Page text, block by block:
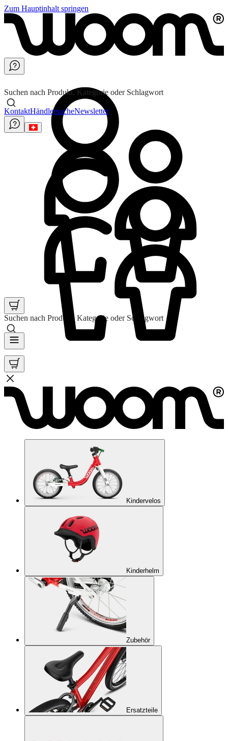
Zum Hauptinhalt springen
Suchen nach Produkt, Kategorie oder Schlagwort
Suchen nach Produkt, Kategorie oder Schlagwort
KontaktHändlersucheNewsletter
Kindervelos
Kinderhelm
Zubehör
Ersatzteile